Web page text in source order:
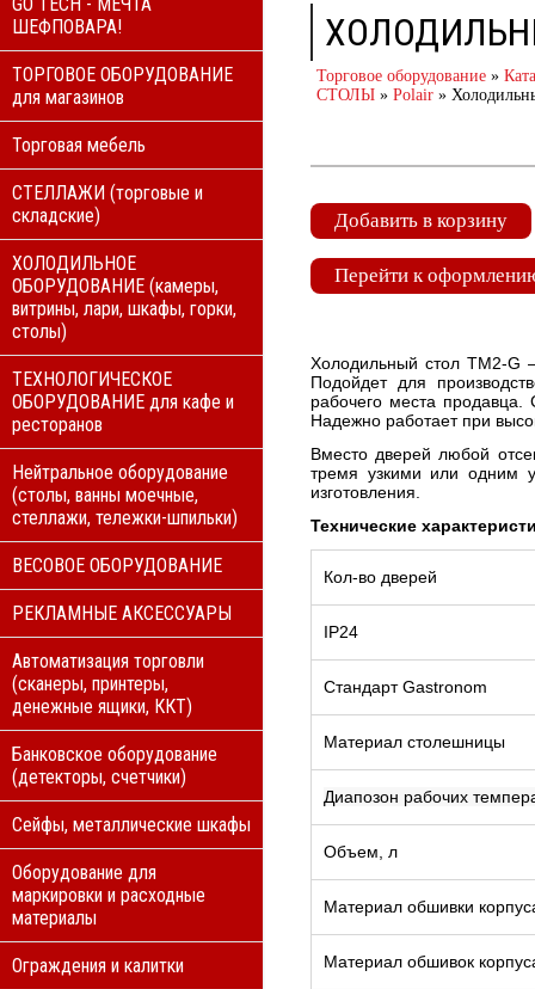
ШЕФПОВАРА!
ТОРГОВОЕ ОБОРУДОВАНИЕ
для магазинов
Торговая мебель
СТЕЛЛАЖИ (торговые и
складские)
ХОЛОДИЛЬНОЕ
ОБОРУДОВАНИЕ (камеры,
витрины, лари, шкафы, горки,
столы)
ТЕХНОЛОГИЧЕСКОЕ
ОБОРУДОВАНИЕ для кафе и
ресторанов
Нейтральное оборудование
(столы, ванны моечные,
стеллажи, тележки-шпильки)
ВЕСОВОЕ ОБОРУДОВАНИЕ
РЕКЛАМНЫЕ АКСЕССУАРЫ
Автоматизация торговли
(сканеры, принтеры,
денежные ящики, ККТ)
Банковское оборудование
(детекторы, счетчики)
Сейфы, металлические шкафы
Оборудование для
маркировки и расходные
материалы
Ограждения и калитки
Торговое оборудование »
СТОЛЫ » Polair »
Добавить в корзину
Перейти к
Холодильный стол TM2-G
Подойдет для
рабочего места продавца.
Надежно работает при
Вместо дверей любой
тремя узкими или одним
изготовления.
Технические
Кол-во дверей
IP24
Стандарт Gastronom
Материал столешницы
Диапозон рабочих
Объем, л
Материал обшивки
Материал обшивок